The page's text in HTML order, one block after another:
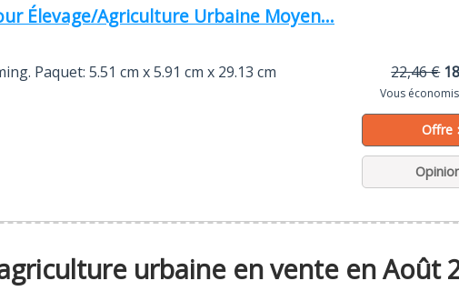
Élevage/Agriculture Urbaine Moyen...
Paquet: 5.51 cm x 5.91 cm x 29.13 cm 22,46 €
Vous
Offre
urbaine en vente en Août